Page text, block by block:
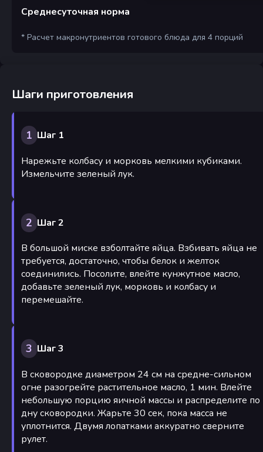
Среднесуточная норма
* Расчет макронутриентов готового блюда для 4 порций
Шаги приготовления
1 Шаг 1
Нарежьте колбасу и морковь мелкими кубиками.
Измельчите зеленый лук.
2 Шаг 2
В большой миске взболтайте яйца. Взбивать яйца не
требуется, достаточно, чтобы белок и желток
соединились. Посолите, влейте кунжутное масло,
добавьте зеленый лук, морковь и колбасу и
перемешайте.
3 Шаг 3
В сковородке диаметром 24 см на средне-сильном
огне разогрейте растительное масло, 1 мин. Влейте
небольшую порцию яичной массы и распределите по
дну сковородки. Жарьте 30 сек, пока масса не
уплотнится. Двумя лопатками аккуратно сверните
рулет.